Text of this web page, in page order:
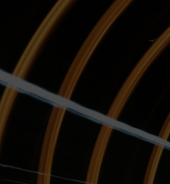
Управление
Оценка
Поддержка
Планирование и
Управление
Автоматическая